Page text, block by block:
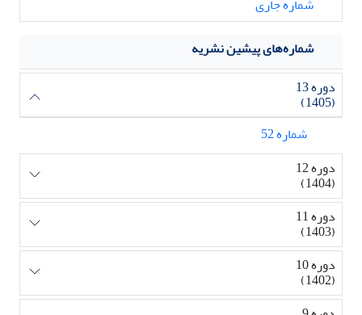
شماره‌های پیشین نشریه
دوره 13
(1405)
شماره 52
دوره 12
(1404)
دوره 11
(1403)
دوره 10
(1402)